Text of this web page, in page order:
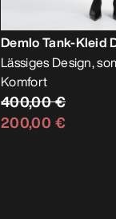
Demlo Tank-Kleid
Lässiges Design,
Komfort
400,00 €
200,00 €